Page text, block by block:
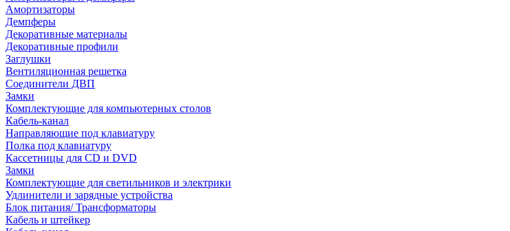
Амортизаторы
Демпферы
Декоративные материалы
Декоративные профили
Заглушки
Вентиляционная решетка
Соединители ДВП
Замки
Комплектующие для компьютерных столов
Кабель-канал
Направляющие под клавиатуру
Полка под клавиатуру
Кассетницы для CD и DVD
Замки
Комплектующие для светильников и электрики
Удлинители и зарядные устройства
Блок питания/ Трансформаторы
Кабель и штейкер